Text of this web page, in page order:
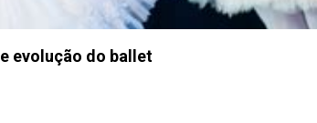
evolução do ballet